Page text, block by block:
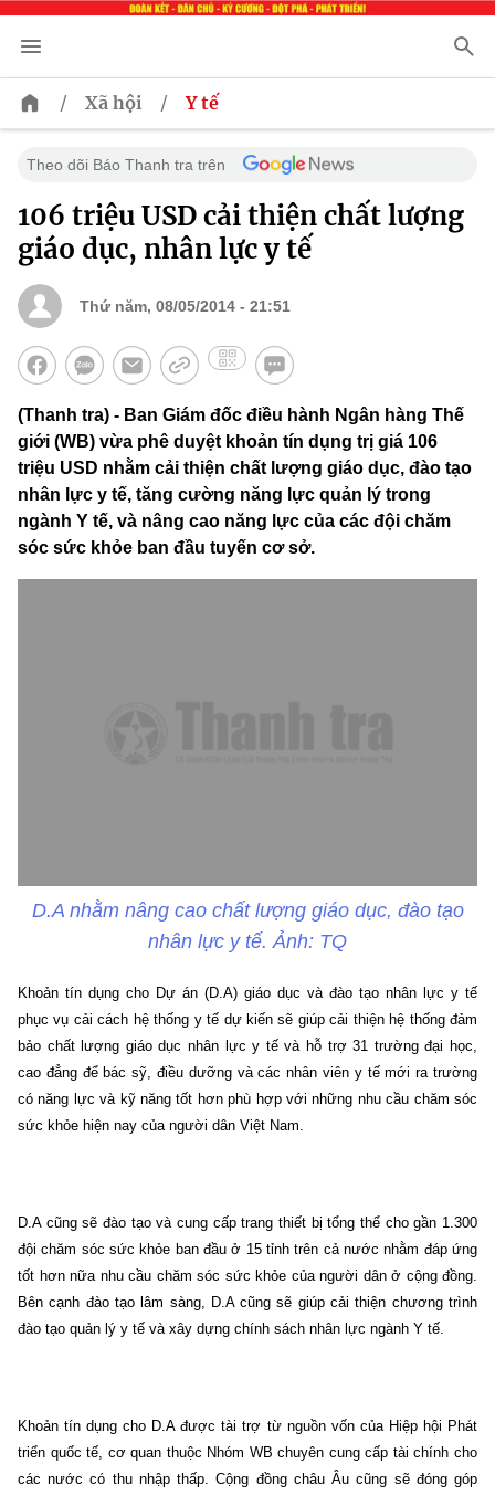
/ Xã hội / Y tế
Theo dõi Báo Thanh tra trên
106 triệu USD cải thiện chất lượng
giáo dục, nhân lực y tế
Thứ năm, 08/05/2014 - 21:51
(Thanh tra) - Ban Giám đốc điều hành Ngân hàng Thế
giới (WB) vừa phê duyệt khoản tín dụng trị giá 106
triệu USD nhằm cải thiện chất lượng giáo dục, đào tạo
nhân lực y tế, tăng cường năng lực quản lý trong
ngành Y tế, và nâng cao năng lực của các đội chăm
sóc sức khỏe ban đầu tuyến cơ sở.
D.A nhằm nâng cao chất lượng giáo dục, đào tạo
nhân lực y tế. Ảnh: TQ
Khoản tín dụng cho Dự án (D.A) giáo dục và đào tạo nhân lực y tế
phục vụ cải cách hệ thống y tế dự kiến sẽ giúp cải thiện hệ thống đảm
bảo chất lượng giáo dục nhân lực y tế và hỗ trợ 31 trường đại học,
cao đẳng để bác sỹ, điều dưỡng và các nhân viên y tế mới ra trường
có năng lực và kỹ năng tốt hơn phù hợp với những nhu cầu chăm sóc
sức khỏe hiện nay của người dân Việt Nam.
D.A cũng sẽ đào tạo và cung cấp trang thiết bị tổng thể cho gần 1.300
đội chăm sóc sức khỏe ban đầu ở 15 tỉnh trên cả nước nhằm đáp ứng
tốt hơn nữa nhu cầu chăm sóc sức khỏe của người dân ở cộng đồng.
Bên cạnh đào tạo lâm sàng, D.A cũng sẽ giúp cải thiện chương trình
đào tạo quản lý y tế và xây dựng chính sách nhân lực ngành Y tế.
Khoản tín dụng cho D.A được tài trợ từ nguồn vốn của Hiệp hội Phát
triển quốc tế, cơ quan thuộc Nhóm WB chuyên cung cấp tài chính cho
các nước có thu nhập thấp. Cộng đồng châu Âu cũng sẽ đóng góp